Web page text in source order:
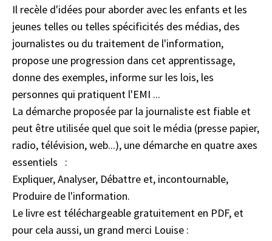
Il recèle d'idées pour aborder avec les enfants et les
jeunes telles ou telles spécificités des médias, des
journalistes ou du traitement de l'information,
propose une progression dans cet apprentissage,
donne des exemples, informe sur les lois, les
personnes qui pratiquent l'EMI ...
La démarche proposée par la journaliste est fiable et
peut être utilisée quel que soit le média (presse papier,
radio, télévision, web...), une démarche en quatre axes
essentiels :
Expliquer, Analyser, Débattre et, incontournable,
Produire de l'information.
Le livre est téléchargeable gratuitement en PDF, et
pour cela aussi, un grand merci Louise :